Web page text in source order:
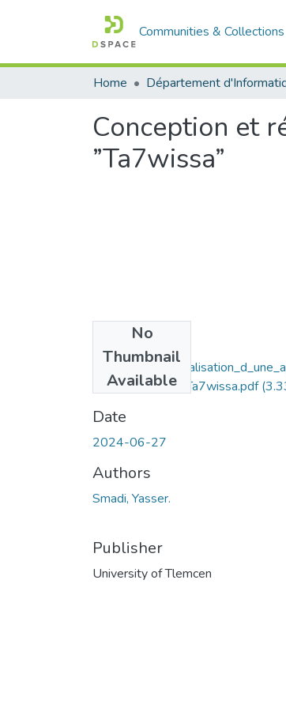
Communities & Collections
Home Département
Conception et
”Ta7wissa”
No
Thumbnail
Available
ile_de_tourisme_Ta7wissa.pdf
Date
2024-06-27
Authors
Smadi, Yasser.
Publisher
University of Tlemcen